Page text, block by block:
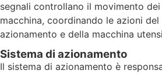
segnali controllano il movimento
macchina, coordinando le azioni del
azionamento e della macchina
Sistema di azionamento
Il sistema di azionamento è